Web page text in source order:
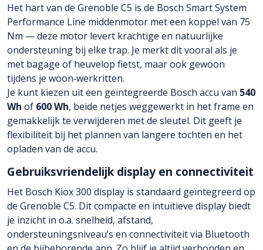
Het hart van de Grenoble C5 is de Bosch Smart System
Performance Line middenmotor met een koppel van 75
Nm — deze motor levert krachtige en natuurlijke
ondersteuning bij elke trap. Je merkt dit vooral als je
met bagage of heuvelop fietst, maar ook gewoon
tijdens je woon‑werkritten.
Je kunt kiezen uit een geïntegreerde Bosch accu van 540
Wh of 600 Wh, beide netjes weggewerkt in het frame en
gemakkelijk te verwijderen met de sleutel. Dit geeft je
flexibiliteit bij het plannen van langere tochten en het
opladen van de accu.
Gebruiksvriendelijk display en connectiviteit
Het Bosch Kiox 300 display is standaard geïntegreerd op
de Grenoble C5. Dit compacte en intuïtieve display biedt
je inzicht in o.a. snelheid, afstand,
ondersteuningsniveau’s en connectiviteit via Bluetooth